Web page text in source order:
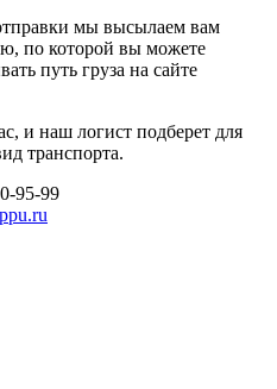
мы высылаем вам
по которой вы можете
путь груза на сайте
и наш логист подберет для
транспорта.
95-99